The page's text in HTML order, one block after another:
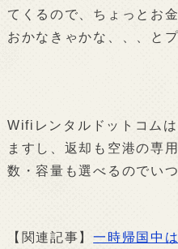
てくるので、ちょっとお
おかなきゃかな、、、と
Wifiレンタルドットコム
ますし、返却も空港の専
数・容量も選べるのでい
【関連記事】一時帰国中